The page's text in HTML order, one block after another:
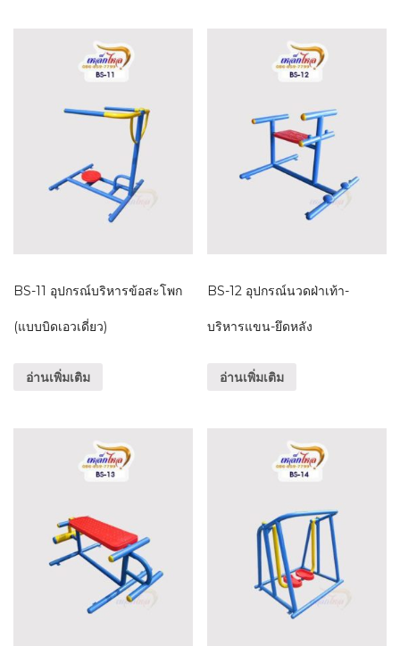
BS-11 อุปกรณ์บริหารข้อสะโพก
(แบบบิดเอวเดี่ยว)
อ่านเพิ่มเติม
BS-12 อุปกรณ์นวดฝ่าเท้า-
บริหารแขน-ยึดหลัง
อ่านเพิ่มเติม